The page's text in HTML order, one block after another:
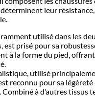
leur
utilisé dans les
est prisé pour sa
à la forme du pied,
utilisé
reconnu pour sa légèreté
à d’autres tissus